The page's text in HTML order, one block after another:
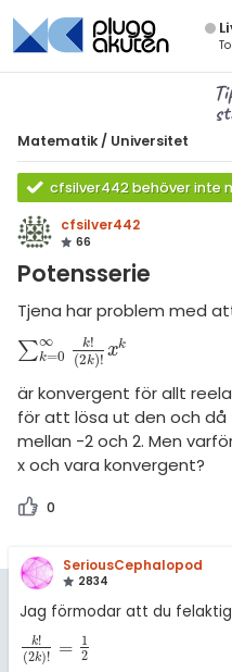
Matematik / Universitet
cfsilver442 behöver inte
cfsilver442
66
Potensserie
Tjena har problem med
∑∞
k=0
k!
(2k)!
xk
∑k=0∞ k!(2k)!x
är konvergent för allt
för att lösa ut den och
mellan -2 och 2. Men
x och vara konvergent?
0
SeriousCephalopod
2834
Jag förmodar att du
k!
(2k)! =
1
2
k!(2k )!= 12
Alla trådar
7
8
9
1
2
3
4
(mattedelen)
& Bygg
språk
ämnen
diskussioner